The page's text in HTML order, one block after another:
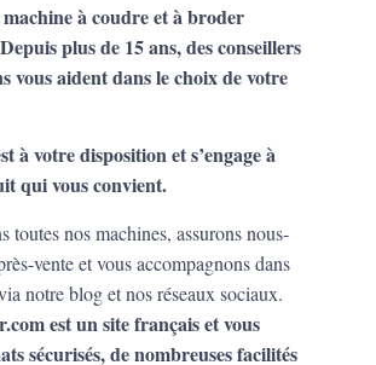
machine à coudre et à broder
plus de 15 ans, des conseillers
vous aident dans le choix de votre
à votre disposition et s’engage à
qui vous convient.
toutes nos machines, assurons nous-
vente et vous accompagnons dans
notre blog et nos réseaux sociaux.
est un site français et vous
sécurisés, de nombreuses facilités